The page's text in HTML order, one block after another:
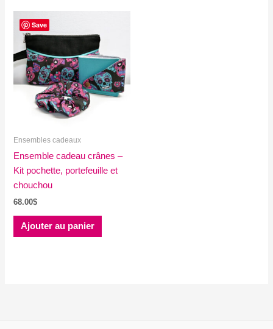
Save
Ensembles cadeaux
Ensemble cadeau crânes –
Kit pochette, portefeuille et
chouchou
68.00$
Ajouter au panier